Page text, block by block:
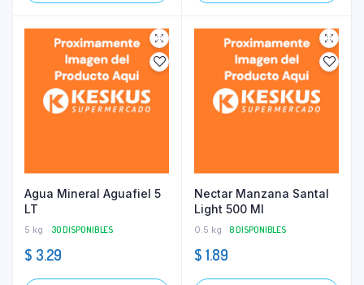
Agua Mineral Aguafiel 5
LT
5 kg 30 DISPONIBLES
$ 3.29
Nectar Manzana Santal
Light 500 Ml
0.5 kg 8 DISPONIBLES
$ 1.89